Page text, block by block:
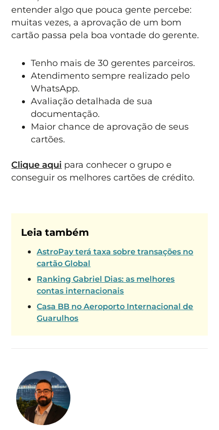
entender algo que pouca gente percebe:
muitas vezes, a aprovação de um bom
cartão passa pela boa vontade do gerente.
Tenho mais de 30 gerentes parceiros.
Atendimento sempre realizado pelo
WhatsApp.
Avaliação detalhada de sua
documentação.
Maior chance de aprovação de seus
cartões.
Clique aqui para conhecer o grupo e
conseguir os melhores cartões de crédito.
Leia também
AstroPay terá taxa sobre transações no
cartão Global
Ranking Gabriel Dias: as melhores
contas internacionais
Casa BB no Aeroporto Internacional de
Guarulhos